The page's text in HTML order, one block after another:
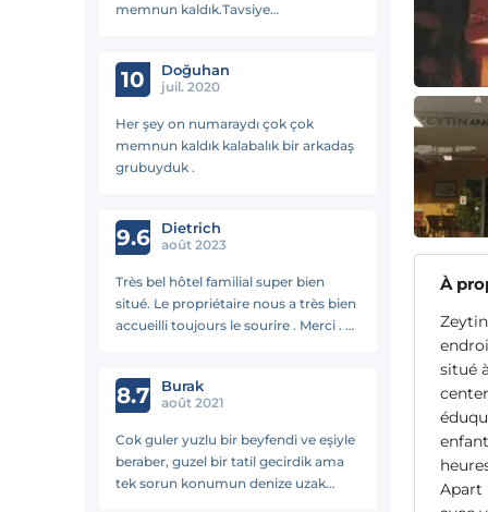
memnun kaldık.Tavsiye
10 Doğuhan
juil. 2020
Her şey on numaraydı çok çok
memnun kaldık kalabalık bir arkadaş
grubuyduk .
9.6 Dietrich
août 2023
Très bel hôtel familial super bien
situé. Le propriétaire nous a très bien
accueilli toujours le sourire . Merci . Je
8.7 Burak
août 2021
Cok guler yuzlu bir beyfendi ve eşiyle
beraber, guzel bir tatil gecirdik ama
tek sorun konumun denize uzak
À
situé
Apart